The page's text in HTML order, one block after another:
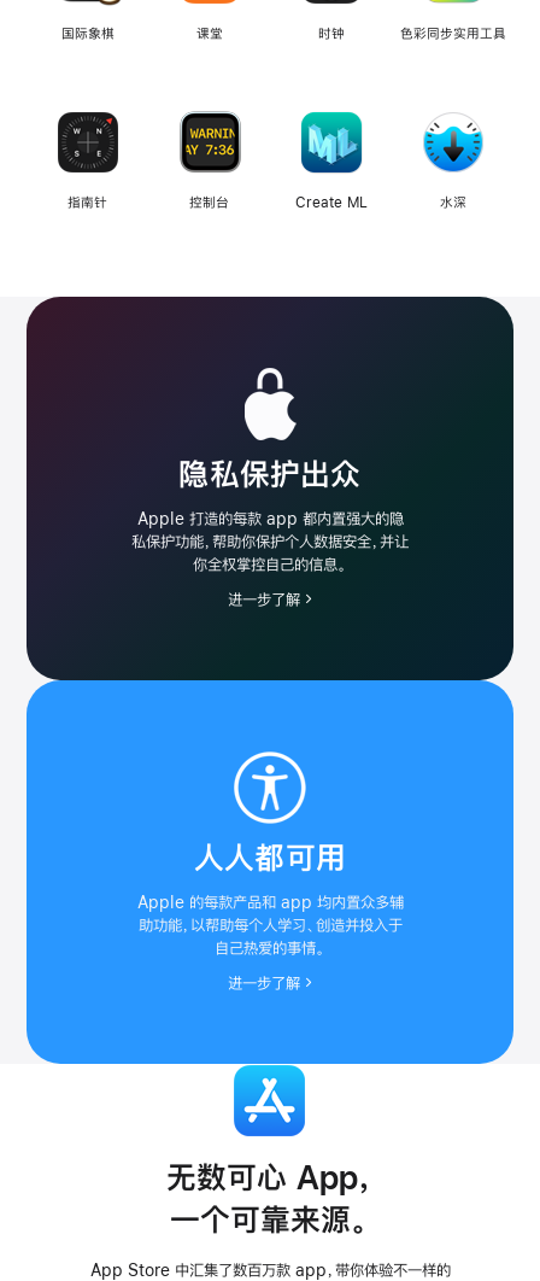
国际象棋 课堂 时钟 色彩同步实用工具
指南针 控制台 Create ML 水深
移动心电图房颤提示
查找设备 查找物品
Logic Remote 放大器
播放中 Photo Booth
隐私保护出众
Apple 打造的每款 app 都内置强大的隐
私保护功能，帮助你保护个人数据安全，并让
你全权掌控自己的信息。
进一步了解
人人都可用
Apple 的每款产品和 app 均内置众多辅
助功能， 以帮助每个人学习、创造并投入于
自己热爱的事情。
进一步了解
无数可心 App，
一个可靠来源。
App Store 中汇集了数百万款 app，带你体验不一样的